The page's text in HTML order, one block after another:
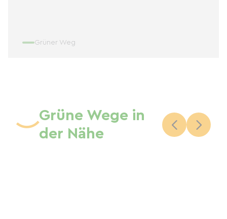
Grüner Weg
Grüne Wege in
der Nähe